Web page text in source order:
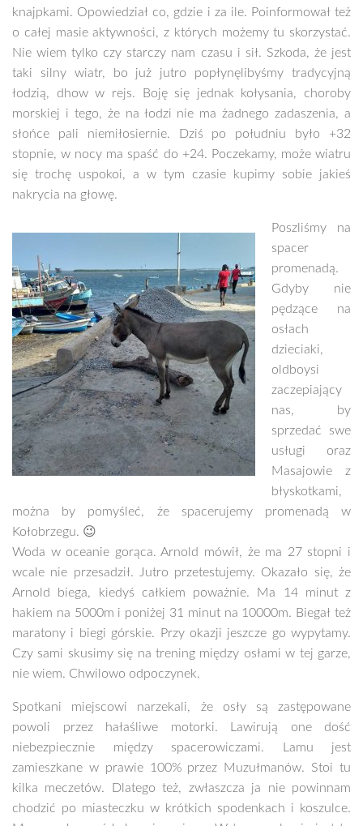
knajpkami. Opowiedział co, gdzie i za ile. Poinformował też
o całej masie aktywności, z których możemy tu skorzystać.
Nie wiem tylko czy starczy nam czasu i sił. Szkoda, że jest
taki silny wiatr, bo już jutro popłynęlibyśmy tradycyjną
łodzią, dhow w rejs. Boję się jednak kołysania, choroby
morskiej i tego, że na łodzi nie ma żadnego zadaszenia, a
słońce pali niemiłosiernie. Dziś po południu było +32
stopnie, w nocy ma spaść do +24. Poczekamy, może wiatru
się trochę uspokoi, a w tym czasie kupimy sobie jakieś
nakrycia na głowę.
Poszliśmy na
spacer
promenadą.
Gdyby nie
pędzące na
osłach
dzieciaki,
oldboysi
zaczepiający
nas, by
sprzedać swe
usługi oraz
Masajowie z
błyskotkami,
można by pomyśleć, że spacerujemy promenadą w
Kołobrzegu. 😉
Woda w oceanie gorąca. Arnold mówił, że ma 27 stopni i
wcale nie przesadził. Jutro przetestujemy. Okazało się, że
Arnold biega, kiedyś całkiem poważnie. Ma 14 minut z
hakiem na 5000m i poniżej 31 minut na 10000m. Biegał też
maratony i biegi górskie. Przy okazji jeszcze go wypytamy.
Czy sami skusimy się na trening między osłami w tej garze,
nie wiem. Chwilowo odpoczynek.
Spotkani miejscowi narzekali, że osły są zastępowane
powoli przez hałaśliwe motorki. Lawirują one dość
niebezpiecznie między spacerowiczami. Lamu jest
zamieszkane w prawie 100% przez Muzułmanów. Stoi tu
kilka meczetów. Dlatego też, zwłaszcza ja nie powinnam
chodzić po miasteczku w krótkich spodenkach i koszulce.